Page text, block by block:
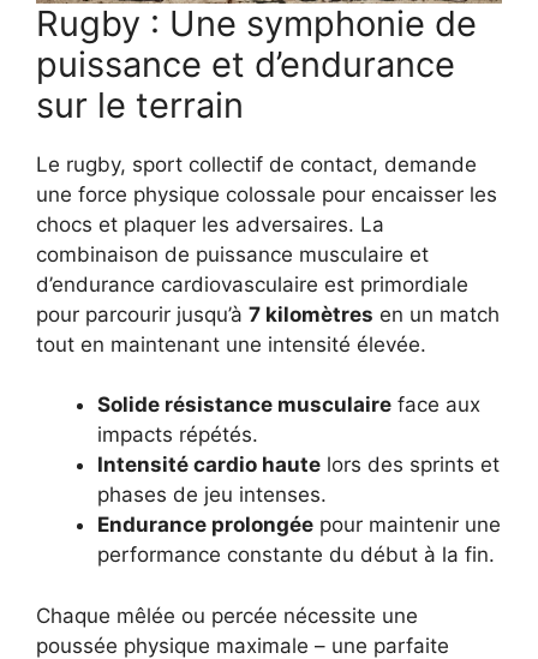
Rugby : Une symphonie de
puissance et d’endurance
sur le terrain
Le rugby, sport collectif de contact, demande
une force physique colossale pour encaisser les
chocs et plaquer les adversaires. La
combinaison de puissance musculaire et
d’endurance cardiovasculaire est primordiale
pour parcourir jusqu’à 7 kilomètres en un match
tout en maintenant une intensité élevée.
Solide résistance musculaire face aux
impacts répétés.
Intensité cardio haute lors des sprints et
phases de jeu intenses.
Endurance prolongée pour maintenir une
performance constante du début à la fin.
Chaque mêlée ou percée nécessite une
poussée physique maximale – une parfaite